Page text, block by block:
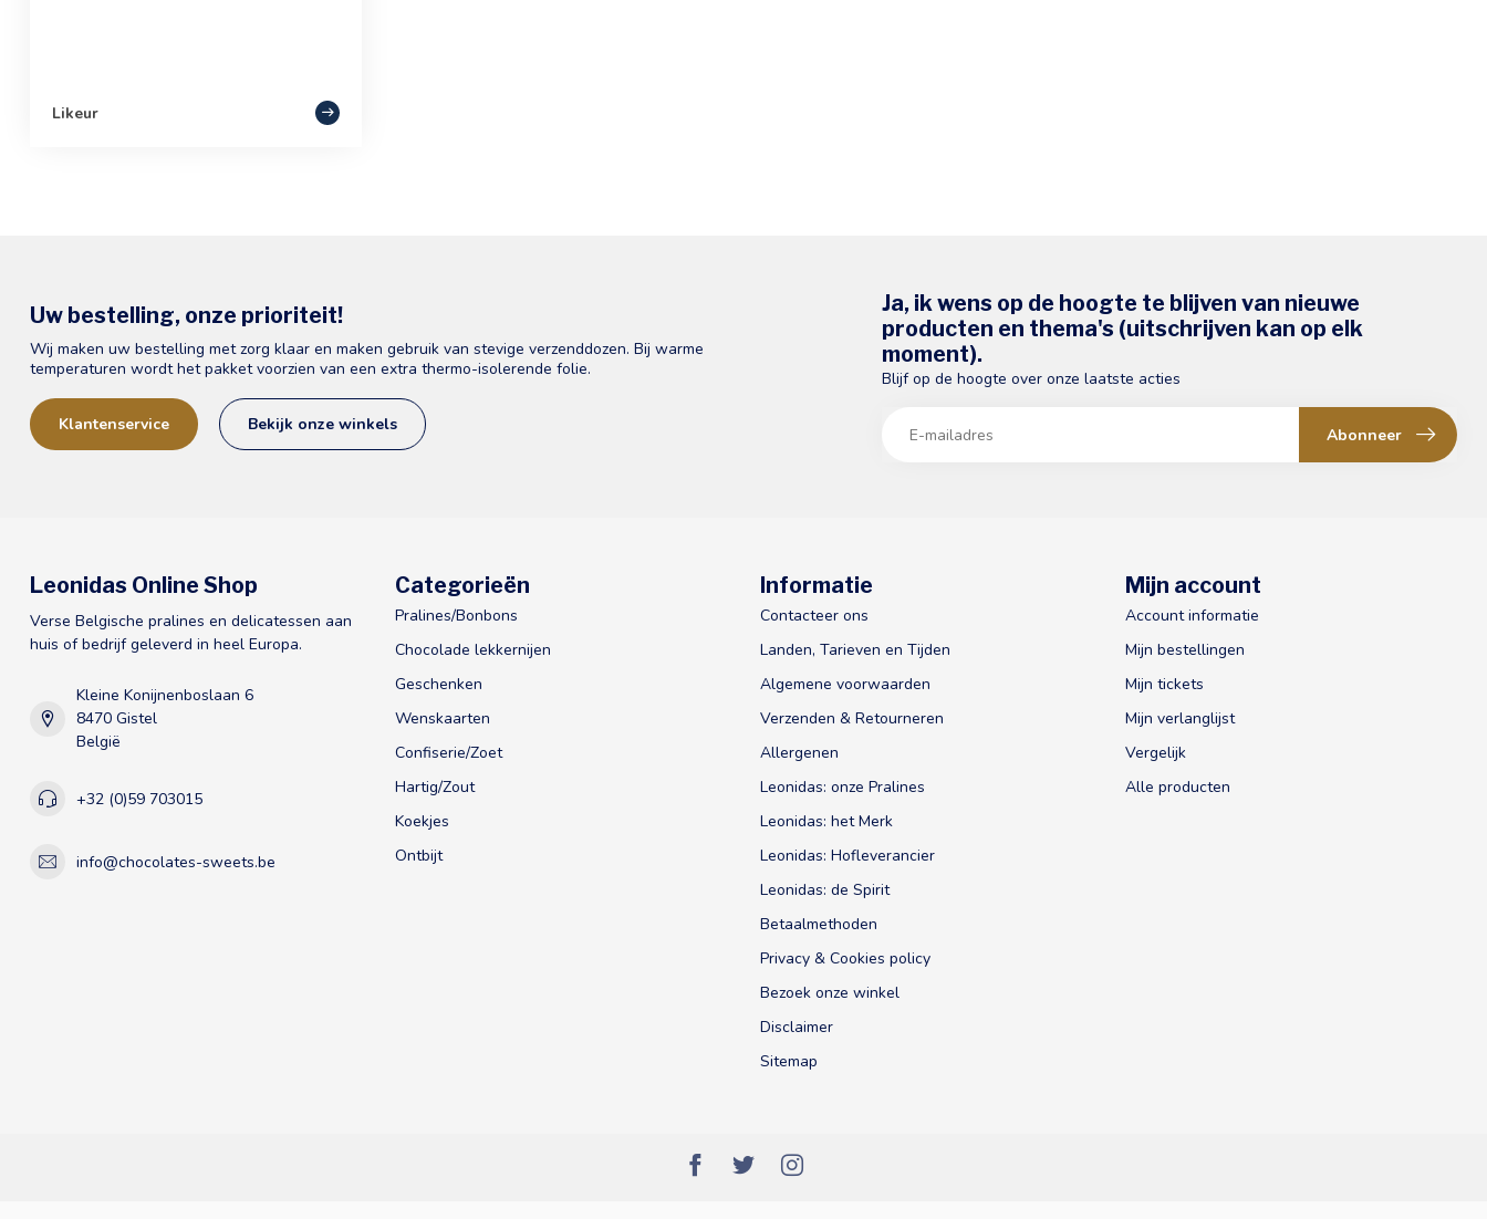
Likeur
Uw bestelling, onze prioriteit!
Wij maken uw bestelling met zorg klaar en maken gebruik van stevige verzenddozen. Bij warme
temperaturen wordt het pakket voorzien van een extra thermo-isolerende folie.
Klantenservice Bekijk onze winkels
Ja, ik wens op de hoogte te blijven van nieuwe
producten en thema's (uitschrijven kan op elk
moment).
Blijf op de hoogte over onze laatste acties
Abonneer
Leonidas Online Shop
Verse Belgische pralines en delicatessen aan
huis of bedrijf geleverd in heel Europa.
Kleine Konijnenboslaan 6
8470 Gistel
België
+32 (0)59 703015
info@chocolates-sweets.be
Categorieën
Pralines/Bonbons
Chocolade lekkernijen
Geschenken
Wenskaarten
Confiserie/Zoet
Hartig/Zout
Koekjes
Ontbijt
Informatie
Contacteer ons
Landen, Tarieven en Tijden
Algemene voorwaarden
Verzenden & Retourneren
Allergenen
Leonidas: onze Pralines
Leonidas: het Merk
Leonidas: Hofleverancier
Leonidas: de Spirit
Betaalmethoden
Privacy & Cookies policy
Bezoek onze winkel
Disclaimer
Sitemap
Mijn account
Account informatie
Mijn bestellingen
Mijn tickets
Mijn verlanglijst
Vergelijk
Alle producten